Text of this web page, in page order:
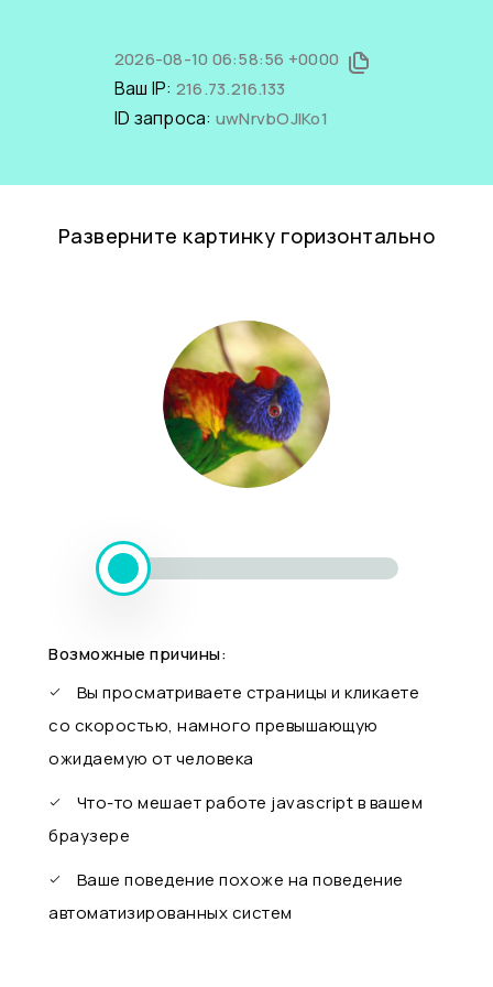
2026-08-10 06:58:56 +0000
Ваш IP: 216.73.216.133
ID запроса: uwNrvbOJlKo1
Разверните картинку горизонтально
Возможные причины:
Вы просматриваете страницы и кликаете
со скоростью, намного превышающую
ожидаемую от человека
Что-то мешает работе javascript в вашем
браузере
Ваше поведение похоже на поведение
автоматизированных систем